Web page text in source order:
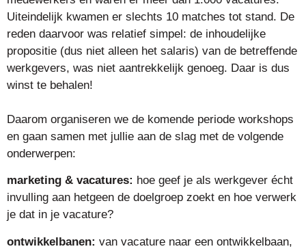
Uiteindelijk kwamen er slechts 10 matches tot stand. De
reden daarvoor was relatief simpel: de inhoudelijke
propositie (dus niet alleen het salaris) van de betreffende
werkgevers, was niet aantrekkelijk genoeg. Daar is dus
winst te behalen!
Daarom organiseren we de komende periode workshops
en gaan samen met jullie aan de slag met de volgende
onderwerpen:
marketing & vacatures: hoe geef je als werkgever écht
invulling aan hetgeen de doelgroep zoekt en hoe verwerk
je dat in je vacature?
ontwikkelbanen: van vacature naar een ontwikkelbaan,